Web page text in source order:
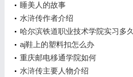
睡美人的故事
水浒传作者介绍
哈尔滨铁道职业技术学院实习多久
aj鞋上的塑料扣怎么办
重庆邮电移通学院如何
水浒传主要人物介绍